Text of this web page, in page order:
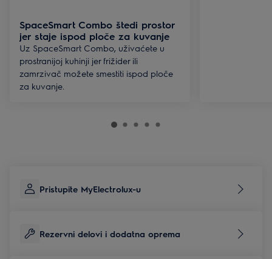
SpaceSmart Combo štedi prostor
jer staje ispod ploče za kuvanje
Uz SpaceSmart Combo, uživaćete u
prostranijoj kuhinji jer frižider ili
zamrzivač možete smestiti ispod ploče
za kuvanje.
Pristupite MyElectrolux-u
Rezervni delovi i dodatna oprema